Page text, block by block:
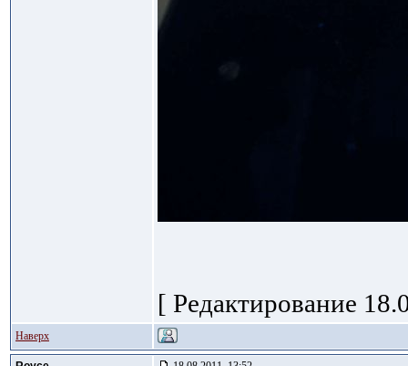
[ Редактирование
Наверх